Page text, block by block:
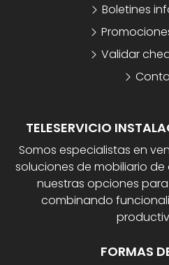
TELESERVICIO
Somos especialistas en
soluciones de mobiliario
nuestras opciones
combinando
FORMAS
Boletines
Validar